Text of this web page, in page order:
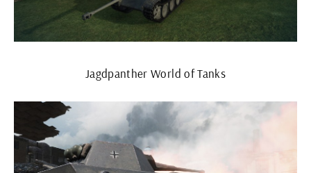
Jagdpanther World of Tanks